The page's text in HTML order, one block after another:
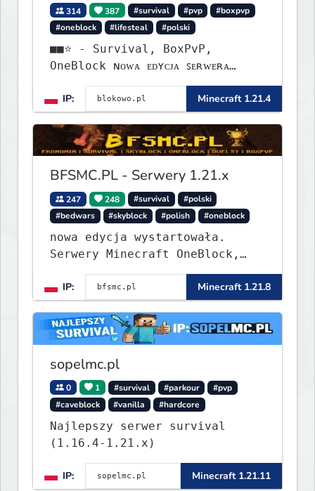
314 387 #survival #pvp
#boxpvp
#oneblock
#lifesteal #polski
■■⭐ - Survival, BoxPvP,
OneBlock ɴᴏᴡᴀ ᴇᴅʏᴄᴊᴀ ꜱᴇʀᴡᴇʀᴀ
ᴡʏꜱᴛᴀʀᴛᴏᴡᴀʟᴀ!
IP:
Minecraft 1.21.4
BFSMC.PL - Serwery 1.21.x
247 248 #survival
#polski
#bedwars
#skyblock #polish #oneblock
nowa edycja wystartowała.
Serwery Minecraft OneBlock,
Survival, SkyBlock, Duels,
RealLife, PVP, BedWars, kitpvp
IP: Minecraft 1.21.8
sopelmc.pl
0 1 #survival #parkour
#pvp
#caveblock
#vanilla #hardcore
Najlepszy serwer survival
(1.16.4-1.21.x)
IP: Minecraft 1.21.11